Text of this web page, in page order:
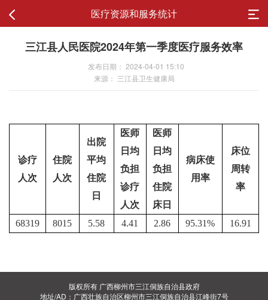
医疗资源和服务统计
三江县人民医院2024年第一季度医疗服务效率
发布日期： 2024-04-01 15:10
来源： 三江县卫生健康局
诊疗
人次
住院
人次
出院
平均
住院
日
医师
日均
负担
诊疗
人次
医师
日均
负担
住院
床日
病床使
用率
床位
周转
率
68319 8015 5.58 4.41 2.86 95.31% 16.91
版权所有 广西柳州市三江侗族自治县政府
地址/AD：广西壮族自治区柳州市三江侗族自治县江峰街7号